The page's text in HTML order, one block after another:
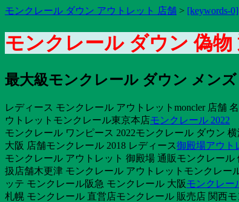
モンクレール ダウン アウトレット 店舗 > [keywords-0]
モンクレール ダウン 偽物
最大級モンクレール ダウン メンズ
レディース モンクレール アウトレットmoncler 店舗
ウトレットモンクレール東京本店モンクレール 2022
モンクレール ワンピース 2022モンクレール ダウン
大阪 店舗モンクレール 2018 レディース御殿場アウト
モンクレール アウトレット 御殿場 通販モンクレー
扱店舗木更津 モンクレール アウトレットモンクレー
ッテ モンクレール阪急 モンクレール 大阪モンクレー
札幌 モンクレール 直営店モンクレール 販売店 関西